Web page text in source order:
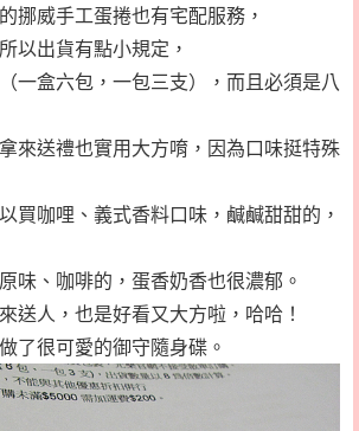
挪威手工蛋捲也有宅配服務，
以出貨有點小規定，
一盒六包，一包三支），而且必須是八
來送禮也實用大方唷，因為口味挺特殊
買咖哩、義式香料口味，鹹鹹甜甜的，
味、咖啡的，蛋香奶香也很濃郁。
送人，也是好看又大方啦，哈哈！
了很可愛的御守隨身碟。